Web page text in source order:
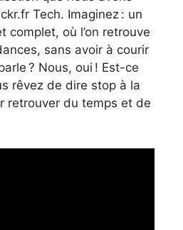
Tech. Imaginez : un
complet, où l’on retrouve
sans avoir à courir
? Nous, oui ! Est-ce
rêvez de dire stop à la
retrouver du temps et de